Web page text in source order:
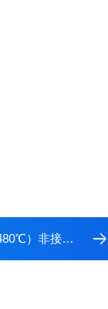
外测温仪/香港测温仪